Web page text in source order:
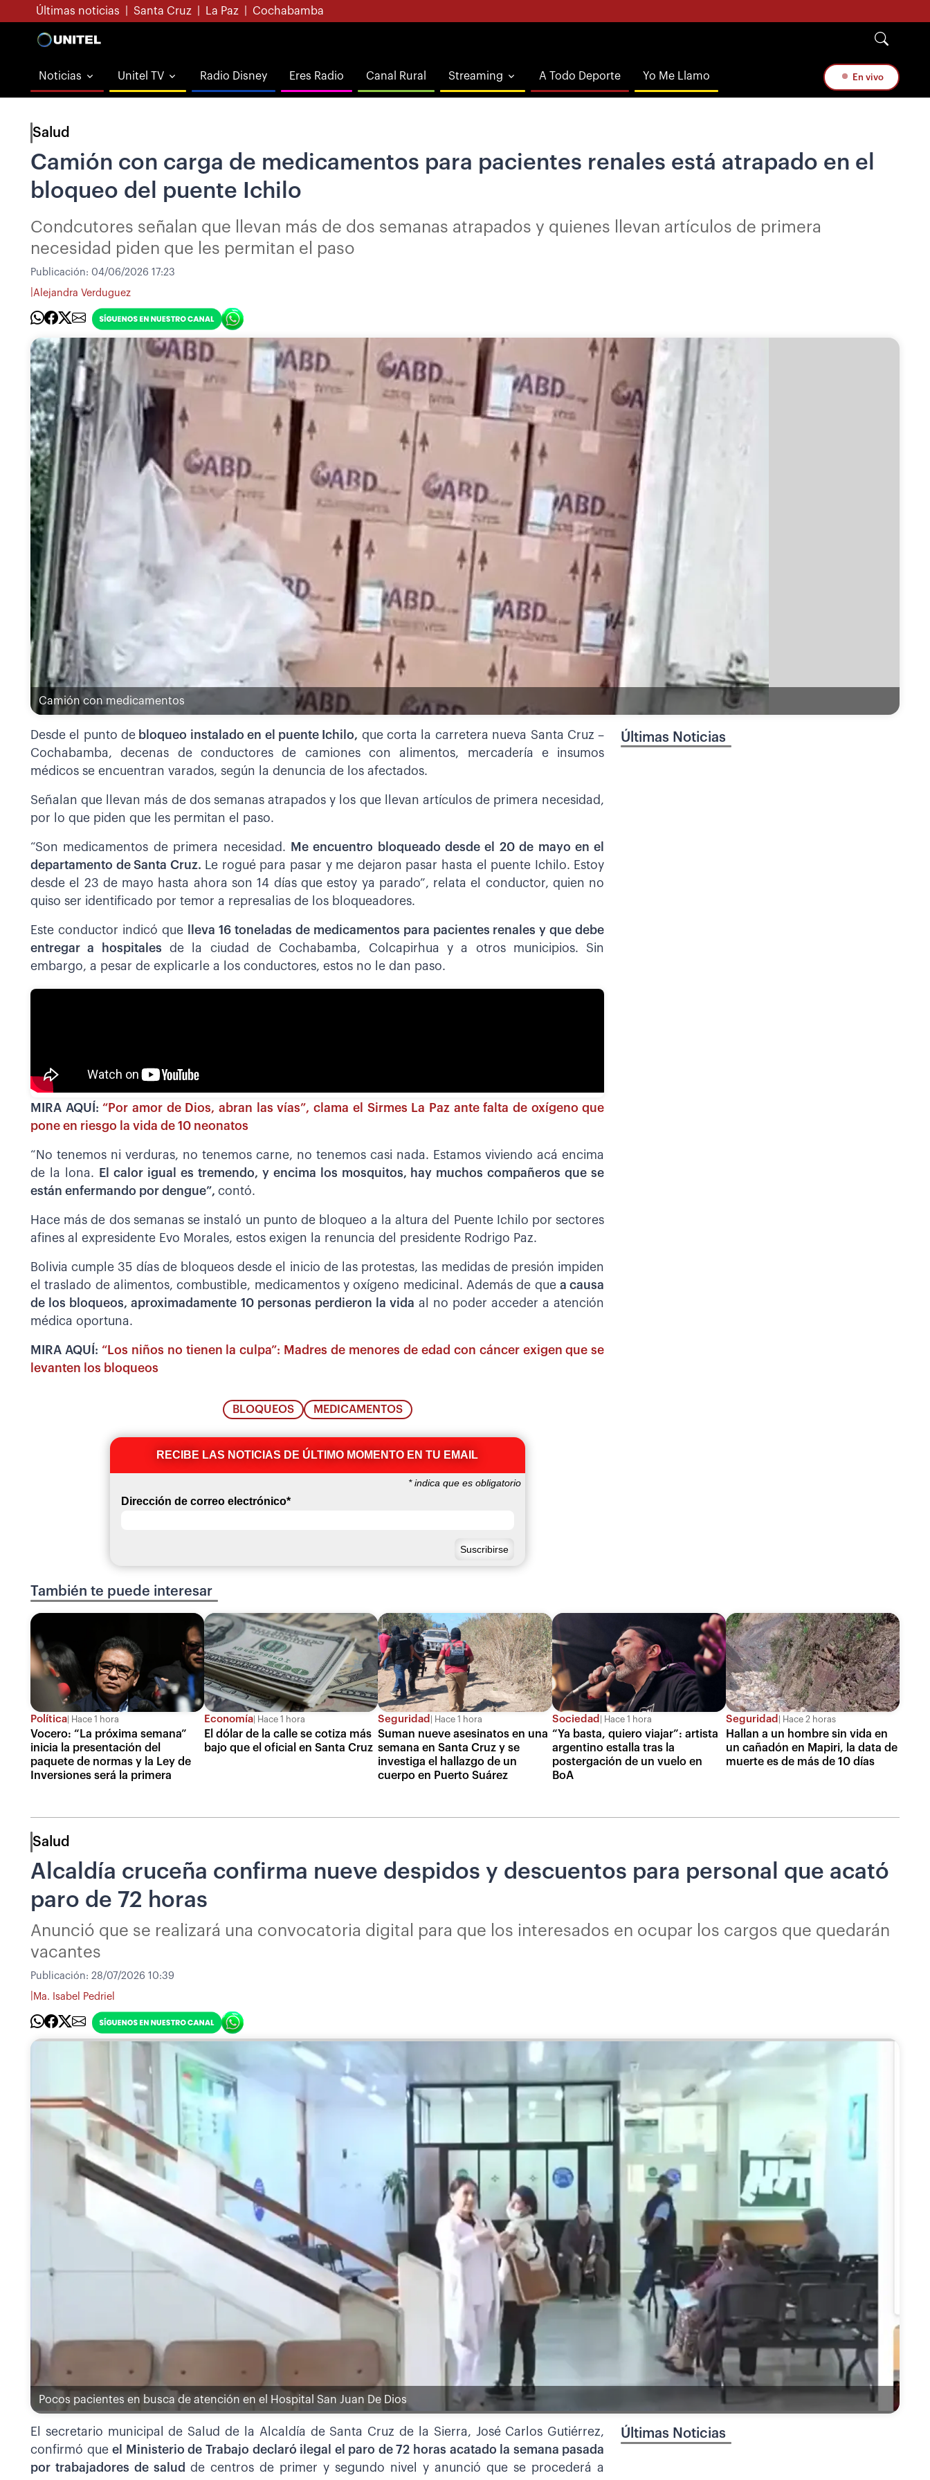
Últimas noticias Santa Cruz La Paz Cochabamba
Noticias Unitel TV Radio Disney Eres Radio Canal Rural Streaming A Todo Deporte Yo Me Llamo En vivo
Salud
Camión con carga de medicamentos para pacientes renales está atrapado en el
bloqueo del puente Ichilo
Condcutores señalan que llevan más de dos semanas atrapados y quienes llevan artículos de primera
necesidad piden que les permitan el paso
Publicación: 04/06/2026 17:23
Alejandra Verduguez
Camión con medicamentos
Desde el punto de bloqueo instalado en el puente Ichilo, que corta la carretera nueva Santa Cruz –
Cochabamba, decenas de conductores de camiones con alimentos, mercadería e insumos
médicos se encuentran varados, según la denuncia de los afectados.
Señalan que llevan más de dos semanas atrapados y los que llevan artículos de primera necesidad,
por lo que piden que les permitan el paso.
“Son medicamentos de primera necesidad.
Me encuentro bloqueado desde el 20 de mayo en el
departamento de Santa Cruz. Le rogué para pasar y me dejaron pasar hasta el puente Ichilo. Estoy
desde el 23 de mayo hasta ahora son 14 días que estoy ya parado”, relata el conductor, quien no
quiso ser identificado por temor a represalias de los bloqueadores.
Este conductor indicó que
lleva 16 toneladas de medicamentos para pacientes renales y que debe
entregar a hospitales de la ciudad de Cochabamba, Colcapirhua y a otros municipios. Sin
embargo, a pesar de explicarle a los conductores, estos no le dan paso.
MIRA AQUÍ:“Por amor de Dios, abran las vías”, clama el Sirmes La Paz ante falta de oxígeno que
pone en riesgo la vida de 10 neonatos
“No tenemos ni verduras, no tenemos carne, no tenemos casi nada. Estamos viviendo acá encima
de la lona.
El calor igual es tremendo, y encima los mosquitos, hay muchos compañeros que se
están enfermando por dengue”, contó.
Hace más de dos semanas se instaló un punto de bloqueo a la altura del Puente Ichilo por sectores
afines al expresidente Evo Morales, estos exigen la renuncia del presidente Rodrigo Paz.
Bolivia cumple 35 días de bloqueos desde el inicio de las protestas, las medidas de presión impiden
el traslado de alimentos, combustible, medicamentos y oxígeno medicinal. Además de que a causa
de los bloqueos, aproximadamente 10 personas perdieron la vida al no poder acceder a atención
médica oportuna.
MIRA AQUÍ: “Los niños no tienen la culpa”: Madres de menores de edad con cáncer exigen que se
levanten los bloqueos
BLOQUEOS MEDICAMENTOS
RECIBE LAS NOTICIAS DE ÚLTIMO MOMENTO EN TU EMAIL
*indica que es obligatorio
Dirección de correo electrónico*
Últimas Noticias
También te puede interesar
Política Hace 1 hora
Vocero: “La próxima semana”
inicia la presentación del
paquete de normas y la Ley de
Inversiones será la primera
Economía Hace 1 hora
El dólar de la calle se cotiza más
bajo que el oficial en Santa Cruz
Seguridad Hace 1 hora
Suman nueve asesinatos en una
semana en Santa Cruz y se
investiga el hallazgo de un
cuerpo en Puerto Suárez
Sociedad Hace 1 hora
“Ya basta, quiero viajar”: artista
argentino estalla tras la
postergación de un vuelo en
BoA
Seguridad Hace 2 horas
Hallan a un hombre sin vida en
un cañadón en Mapiri, la data de
muerte es de más de 10 días
Salud
Alcaldía cruceña confirma nueve despidos y descuentos para personal que acató
paro de 72 horas
Anunció que se realizará una convocatoria digital para que los interesados en ocupar los cargos que quedarán
vacantes
Publicación: 28/07/2026 10:39
Ma. Isabel Pedriel
Pocos pacientes en busca de atención en el Hospital San Juan De Dios
El secretario municipal de Salud de la Alcaldía de Santa Cruz de la Sierra, José Carlos Gutiérrez,
confirmó queel Ministerio de Trabajo declaró ilegal el paro de 72 horas acatado la semana pasada
por trabajadores de saludde centros de primer y segundo nivel y anunció que se procederá a
Últimas Noticias